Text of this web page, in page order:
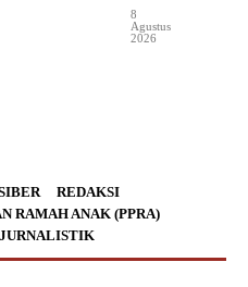
8
Agustus
2026
REDAKSI
RAMAH ANAK (PPRA)